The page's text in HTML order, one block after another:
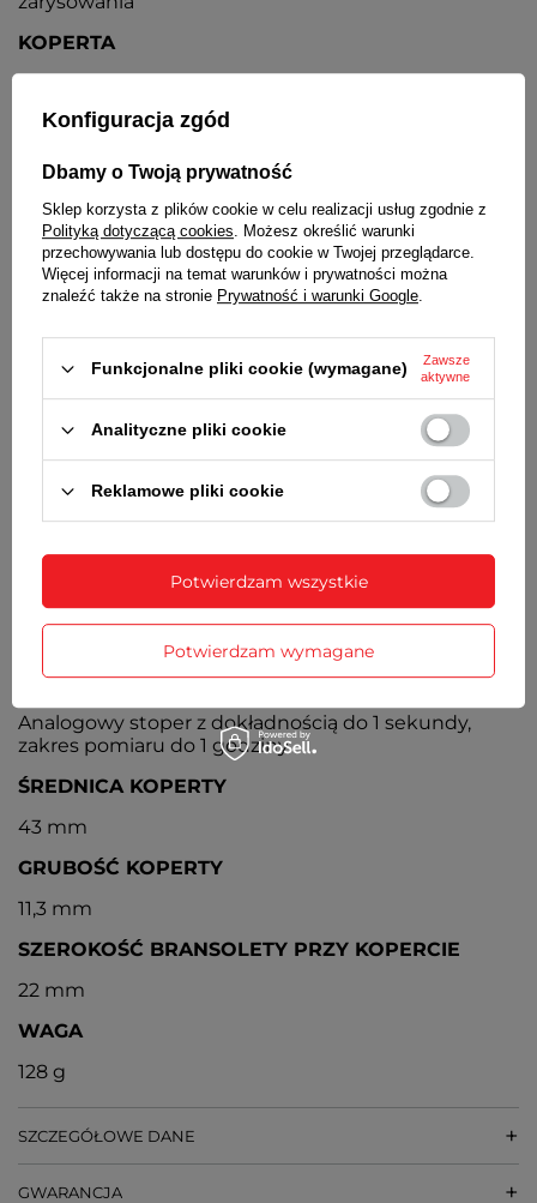
KOPERTA
TARCZA
Kolor czarny
BRANSOLETA
Wysokiej jakości stal nierdzewna
ZAPIĘCIE
DEKIELEK
Stalowy, zakręcany, zwiększający szczelność koperty
zegarka
Dodatkowa wskazówka pozwalająca na odczyt
CHRONOGRAF
Analogowy stoper z dokładnością do 1 sekundy,
zakres pomiaru do 1 godziny
ŚREDNICA KOPERTY
43 mm
GRUBOŚĆ KOPERTY
11,3 mm
SZEROKOŚĆ BRANSOLETY PRZY KOPERCIE
22 mm
WAGA
128 g
SZCZEGÓŁOWE DANE
GWARANCJA
Konfiguracja zgód
Dbamy o Twoją prywatność
Sklep korzysta z plików cookie w celu realizacji usług zgodnie z
Polityką dotyczącą cookies. Możesz określić warunki
przechowywania lub dostępu do cookie w Twojej przeglądarce.
Więcej informacji na temat warunków i prywatności można
znaleźć także na stronie Prywatność i warunki Google.
Funkcjonalne pliki cookie (wymagane)
Zawsze
aktywne
Analityczne pliki cookie
Reklamowe pliki cookie
Potwierdzam wymagane
Potwierdzam wszystkie